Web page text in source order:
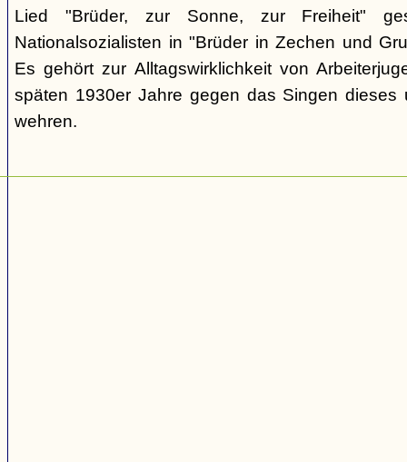
Lied "Brüder, zur Sonne, zur Freiheit"
Nationalsozialisten in "Brüder in Zechen und
Es gehört zur Alltagswirklichkeit von
späten 1930er Jahre gegen das Singen dieses
wehren.